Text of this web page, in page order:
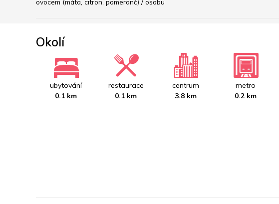
ovocem (máta, citron, pomeranč) / osobu﻿
Okolí
ubytování
0.1 km
restaurace
0.1 km
centrum
3.8 km
metro
0.2 km